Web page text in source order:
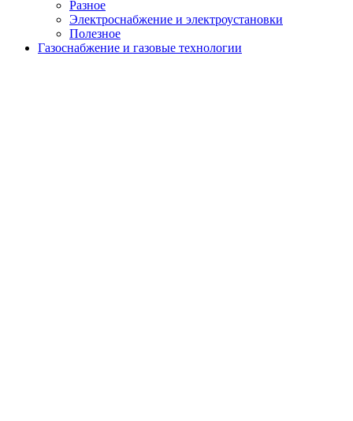
Разное
Электроснабжение и электроустановки
Полезное
Газоснабжение и газовые технологии